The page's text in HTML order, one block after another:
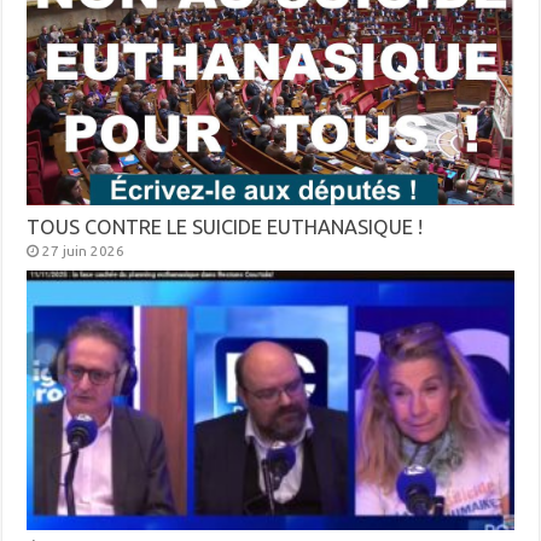
TOUS CONTRE LE SUICIDE EUTHANASIQUE !
27 juin 2026